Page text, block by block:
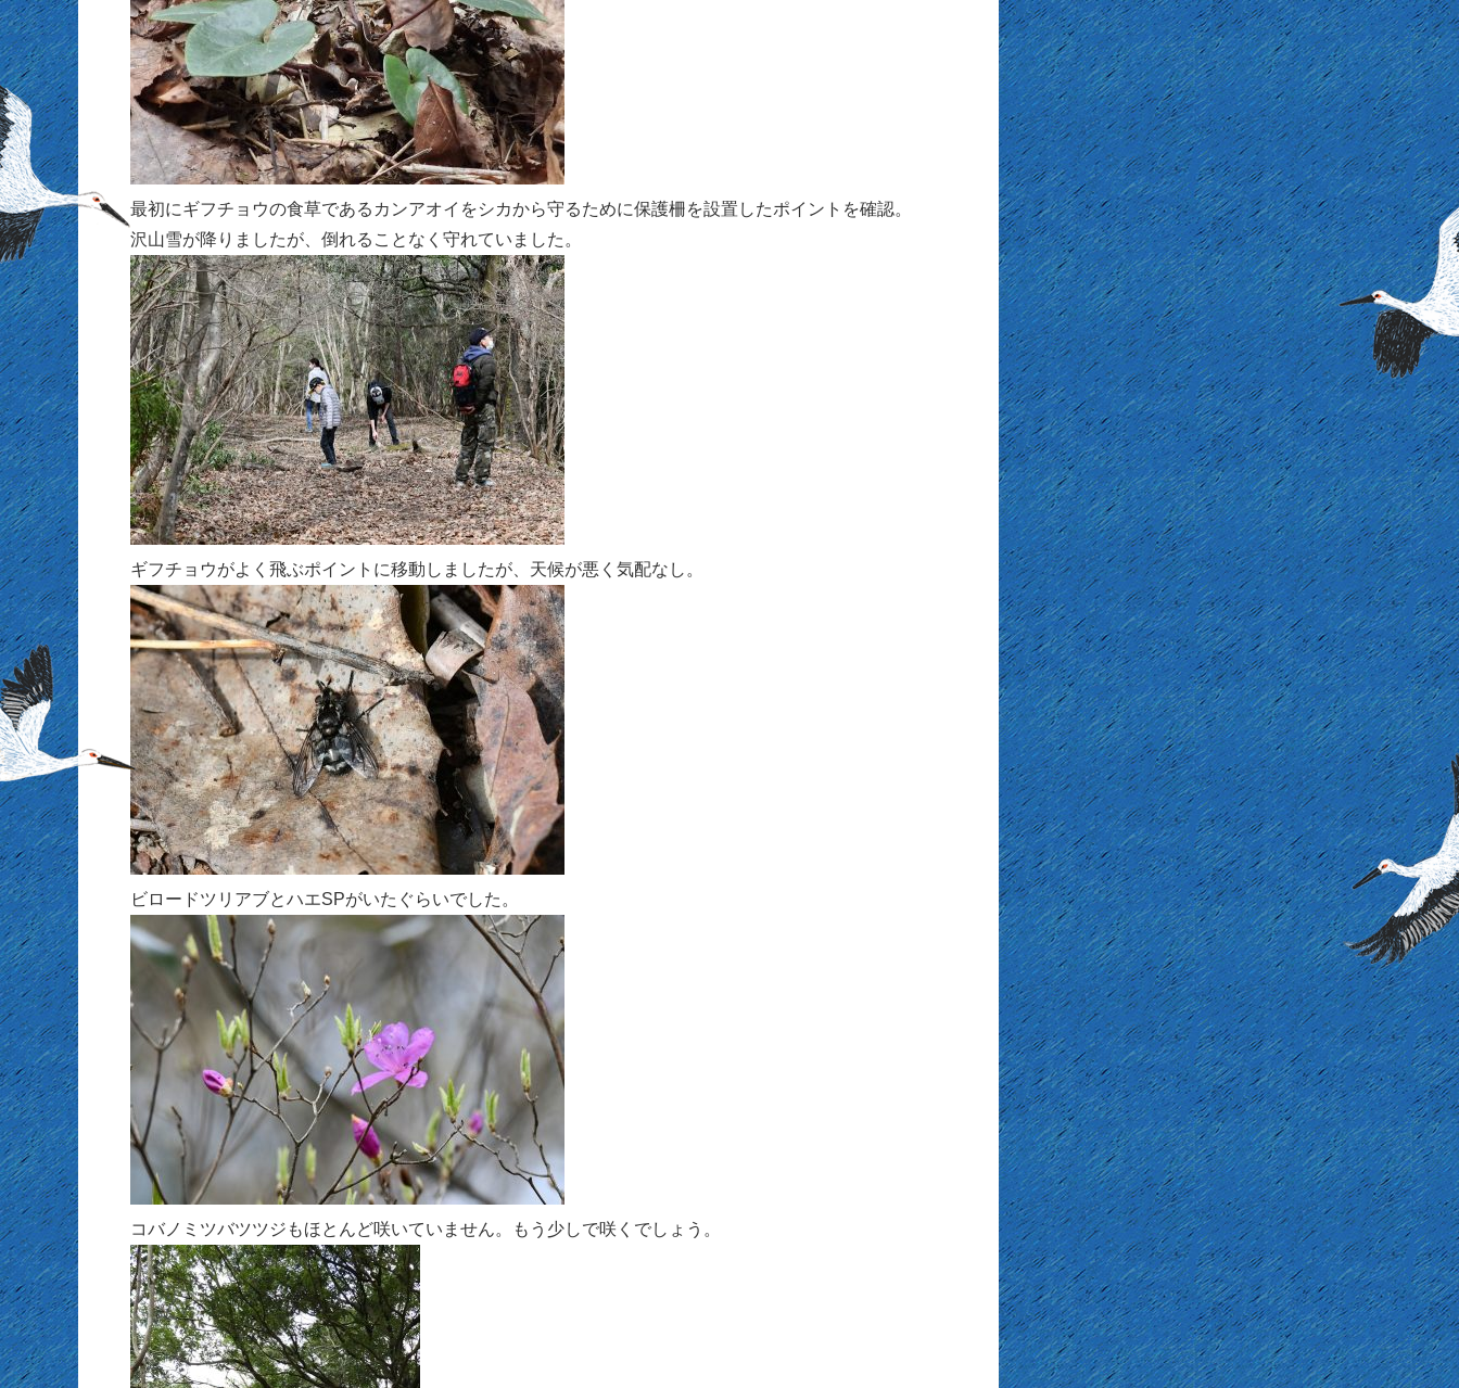
最初にギフチョウの食草であるカンアオイをシカから守るために保護柵を設置したポイントを確認。
沢山雪が降りましたが、倒れることなく守れていました。
ギフチョウがよく飛ぶポイントに移動しましたが、天候が悪く気配なし。
ビロードツリアブとハエSPがいたぐらいでした。
コバノミツバツツジもほとんど咲いていません。もう少しで咲くでしょう。
(8)
(22)
(29)
(6)
(4)
(5)
(2)
(16)
(29)
(4)
(142)